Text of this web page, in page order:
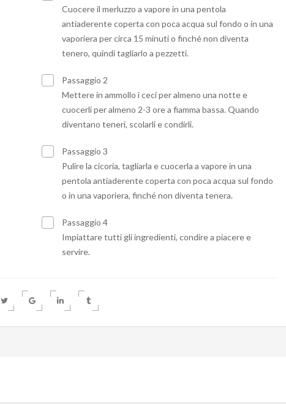
Cuocere il merluzzo a vapore in una pentola
antiaderente coperta con poca acqua sul fondo o in una
vaporiera per circa 15 minuti o finché non diventa
tenero, quindi tagliarlo a pezzetti.
Passaggio 2
Mettere in ammollo i ceci per almeno una notte e
cuocerli per almeno 2-3 ore a fiamma bassa. Quando
diventano teneri, scolarli e condirli.
Passaggio 3
Pulire la cicoria, tagliarla e cuocerla a vapore in una
pentola antiaderente coperta con poca acqua sul fondo
o in una vaporiera, finché non diventa tenera.
Passaggio 4
Impiattare tutti gli ingredienti, condire a piacere e
servire.